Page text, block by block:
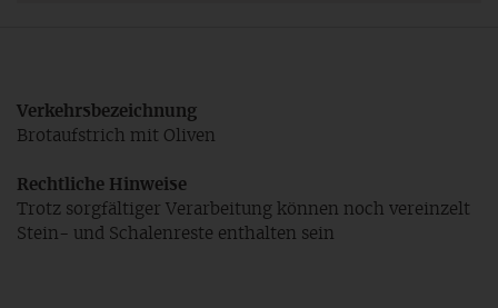
Verkehrsbezeichnung
Brotaufstrich mit Oliven
Rechtliche Hinweise
Trotz sorgfältiger Verarbeitung können noch vereinzelt
Stein- und Schalenreste enthalten sein